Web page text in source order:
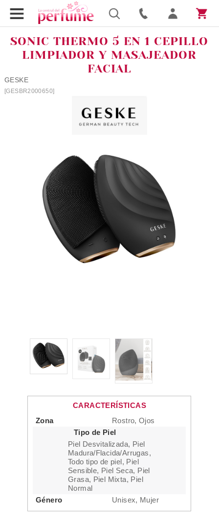
SONIC THERMO 5 EN 1 CEPILLO
LIMPIADOR Y MASAJEADOR
FACIAL
GESKE
[GESBR2000650]
CARACTERÍSTICAS
Zona
Rostro, Ojos
Tipo de Piel
Piel Desvitalizada, Piel
Madura/Flacida/Arrugas,
Todo tipo de piel, Piel
Sensible, Piel Seca, Piel
Grasa, Piel Mixta, Piel
Normal
Género
Unisex, Mujer